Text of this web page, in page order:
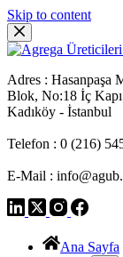
Skip to content
Adres : Hasanpaşa
Blok, No:18 İç
Kadıköy - İstanbul
Telefon : 0 (216)
E-Mail :
Ana Sayfa